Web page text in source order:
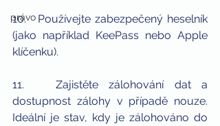
právo
10.   Používejte zabezpečený heselník
(jako například KeePass nebo Apple
klíčenku).
11.   Zajistěte zálohování dat a
dostupnost zálohy v případě nouze.
Ideální je stav, kdy je zálohováno do